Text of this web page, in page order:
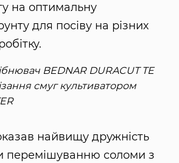
на оптимальну
для посіву на різних
BEDNAR DURACUT TE
смуг культиватором
найвищу дружність
перемішуванню соломи з